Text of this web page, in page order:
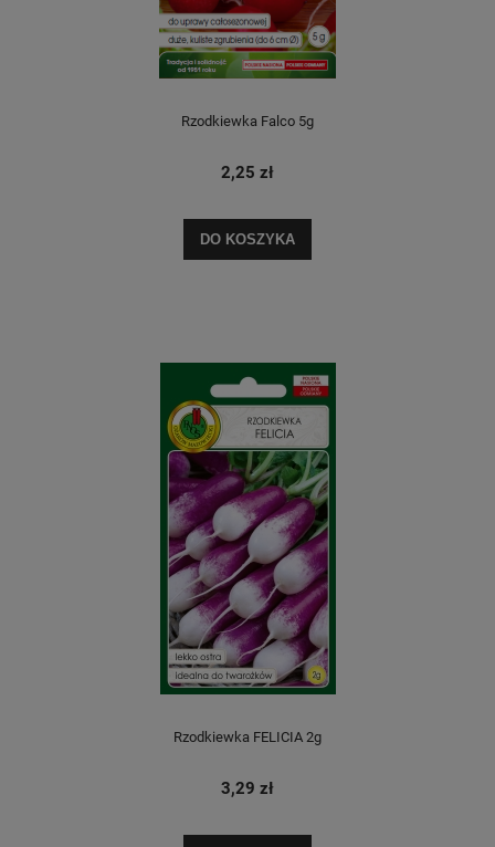
Rzodkiewka Falco 5g
2,25 zł
DO KOSZYKA
Rzodkiewka FELICIA 2g
3,29 zł